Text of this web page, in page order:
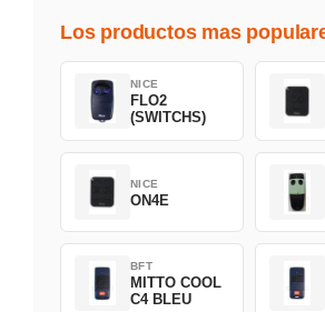
Los productos mas
NICE
FLO2
(SWITCHS)
NICE
ON4E
BFT
MITTO COOL
C4 BLEU